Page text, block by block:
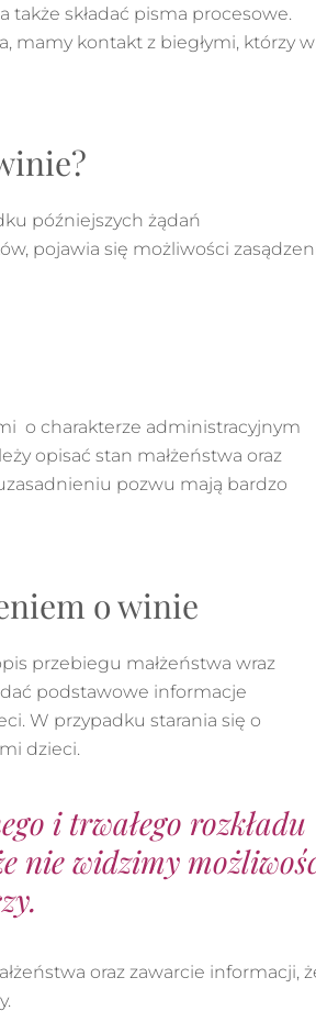
składać pisma procesowe.
mamy kontakt z biegłymi, którzy w
późniejszych żądań
pojawia się możliwości
o charakterze administracyjnym
opisać stan małżeństwa oraz
pozwu mają bardzo
o winie
przebiegu małżeństwa wraz
podstawowe informacje
W przypadku starania się o
dzieci.
i trwałego rozkładu
nie widzimy
oraz zawarcie informacji,